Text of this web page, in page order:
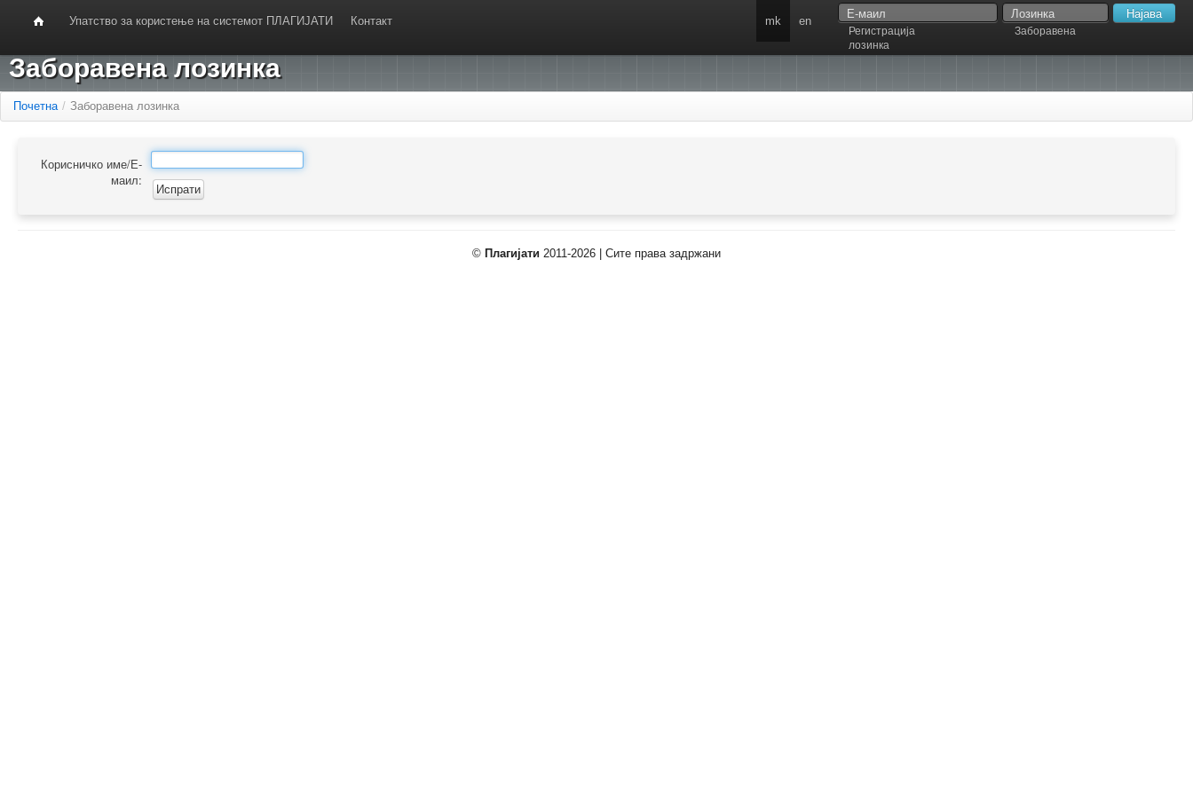
Упатство за користење на системот ПЛАГИЈАТИ Контакт
Регистрација
Заборавена
лозинка
mk en
Заборавена лозинка
Почетна / Заборавена лозинка
Корисничко име/Е-
маил:
© Плагијати 2011-2026 | Сите права задржани